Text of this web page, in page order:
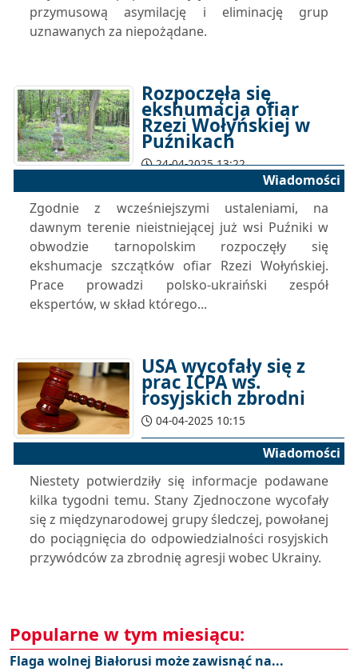
przymusową asymilację i eliminację grup
uznawanych za niepożądane.
Rozpoczęła się
ekshumacja ofiar
Rzezi Wołyńskiej w
Puźnikach
24-04-2025 13:22
Wiadomości
Zgodnie z wcześniejszymi ustaleniami, na
dawnym terenie nieistniejącej już wsi Puźniki w
obwodzie tarnopolskim rozpoczęły się
ekshumacje szczątków ofiar Rzezi Wołyńskiej.
Prace prowadzi polsko-ukraiński zespół
ekspertów, w skład którego...
USA wycofały się z
prac ICPA ws.
rosyjskich zbrodni
04-04-2025 10:15
Wiadomości
Niestety potwierdziły się informacje podawane
kilka tygodni temu. Stany Zjednoczone wycofały
się z międzynarodowej grupy śledczej, powołanej
do pociągnięcia do odpowiedzialności rosyjskich
przywódców za zbrodnię agresji wobec Ukrainy.
Popularne w tym miesiącu:
Flaga wolnej Białorusi może zawisnąć na...